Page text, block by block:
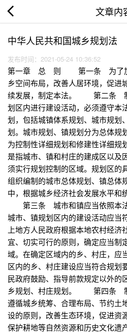
文章内
中华人民共和国城乡规划法
发布时间：2021-05-24 10:36:52
第一章 总 则 第一条 为了加
乡空间布局，改善人居环境，促进
续发展，制定本法。 第二条 制
划区内进行建设活动，必须遵守
划，包括城镇体系规划、城市规划
划。城市规划、镇规划分为总体规
为控制性详细规划和修建性详细
是指城市、镇和村庄的建成区以及
须实行规划控制的区域。规划区的
组织编制的城市总体规划、镇总体
中，根据城乡经济社会发展水平和
第三条 城市和镇应当依照本法
城市、镇规划区内的建设活动应
上地方人民政府根据本地农村经济
宜、切实可行的原则，确定应当制
域。在确定区域内的乡、村庄，应
区内的乡、村庄建设应当符合规
民政府鼓励、指导前款规定以外的
乡规划、村庄规划。 第四条 制
遵循城乡统筹、合理布局、节约土
设的原则，改善生态环境，促进资
保护耕地等自然资源和历史文化遗